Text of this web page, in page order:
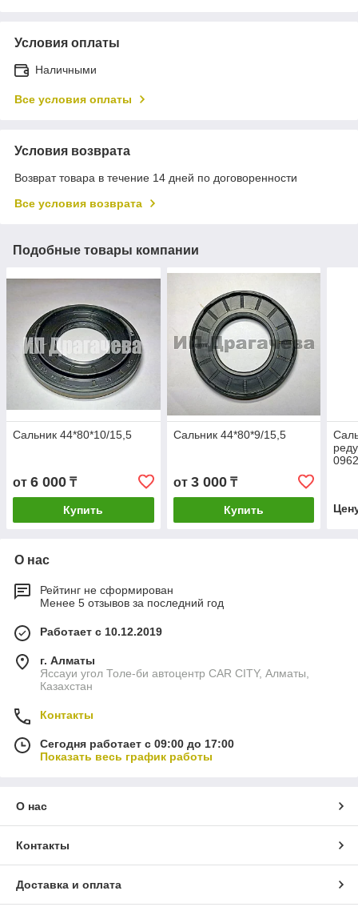
Условия оплаты
Наличными
Все условия оплаты
Условия возврата
Возврат товара в течение 14 дней по договоренности
Все условия возврата
Подобные товары компании
Сальник 44*80*10/15,5
от 6 000 ₸
Купить
Сальник 44*80*9/15,5
от 3 000₸
Купить
О нас
Рейтинг не сформирован
Менее 5 отзывов за последний год
Работает с 10.12.2019
г. Алматы
Яссауи угол Толе-би автоцентр CAR CITY, Алматы,
Казахстан
Контакты
Сегодня работает с 09:00 до 17:00
Показать весь график работы
О нас
Контакты
Доставка и оплата